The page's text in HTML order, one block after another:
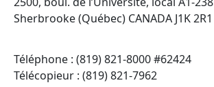
Sherbrooke (Québec) CANADA J1K 2R1
Téléphone : (819) 821-8000 #62424
Télécopieur : (819) 821-7962